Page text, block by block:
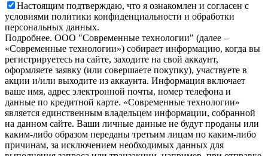
Настоящим подтверждаю, что я ознакомлен и согласен с
условиями политики конфиденциальности и обработки
персональных данных.
Подробнее. OOO "Современные технологии" (далее –
«Современные технологии») собирает информацию, когда вы
регистрируетесь на сайте, заходите на свой аккаунт,
оформляете заявку (или совершаете покупку), участвуете в
акции и/или выходите из аккаунта. Информация включает
ваше имя, адрес электронной почты, номер телефона и
данные по кредитной карте. «Современные технологии»
является единственным владельцем информации, собранной
на данном сайте. Ваши личные данные не будут проданы или
каким-либо образом переданы третьим лицам по каким-либо
причинам, за исключением необходимых данных для